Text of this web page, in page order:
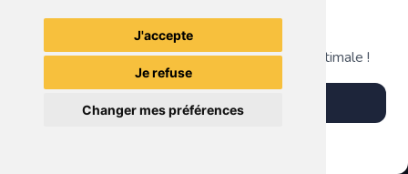
J'accepte
Je refuse
Changer mes préférences
TheGamingR83
Grenier du Geek
Télécharge notre app pour une expérience optimale !
Télécharger l'app